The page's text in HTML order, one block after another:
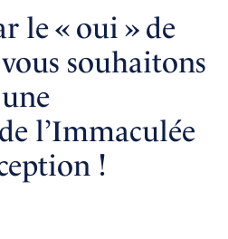
le « oui » de
souhaitons
une
l’Immaculée
!